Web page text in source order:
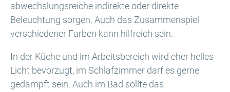
abwechslungsreiche indirekte oder direkte
Beleuchtung sorgen. Auch das Zusammenspiel
verschiedener Farben kann hilfreich sein.
In der Küche und im Arbeitsbereich wird eher helles
Licht bevorzugt, im Schlafzimmer darf es gerne
gedämpft sein. Auch im Bad sollte das